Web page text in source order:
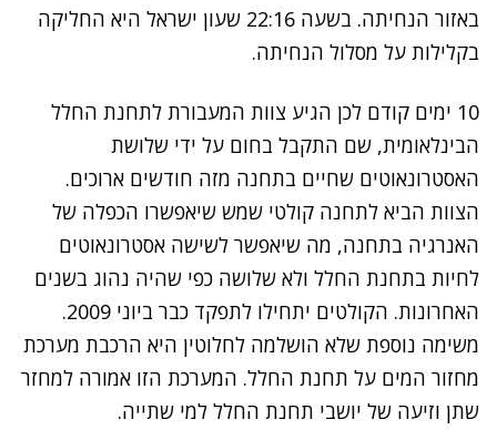
באזור הנחיתה. בשעה 22:16 שעון ישראל היא החליקה
בקלילות על מסלול הנחיתה.
10 ימים קודם לכן הגיע צוות המעבורת לתחנת החלל
הבינלאומית, שם התקבל בחום על ידי שלושת
האסטרונאוטים שחיים בתחנה מזה חודשים ארוכים.
הצוות הביא לתחנה קולטי שמש שיאפשרו הכפלה של
האנרגיה בתחנה, מה שיאפשר לשישה אסטרונאוטים
לחיות בתחנת החלל ולא שלושה כפי שהיה נהוג בשנים
האחרונות. הקולטים יתחילו לתפקד כבר ביוני 2009.
משימה נוספת שלא הושלמה לחלוטין היא הרכבת מערכת
מחזור המים על תחנת החלל. המערכת הזו אמורה למחזר
שתן וזיעה של יושבי תחנת החלל למי שתייה.